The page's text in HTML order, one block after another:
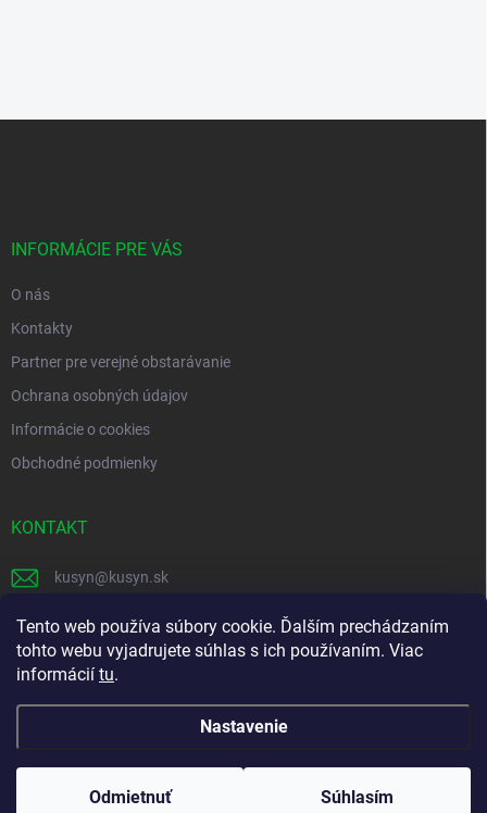
Tento web používa súbory cookie. Ďalším prechádzaním
tohto webu vyjadrujete súhlas s ich používaním. Viac
informácií tu.
Nastavenie
Odmietnuť Súhlasím
INFORMÁCIE PRE VÁS
O nás
Kontakty
Partner pre verejné obstarávanie
Ochrana osobných údajov
Informácie o cookies
Obchodné podmienky
KONTAKT
kusyn@kusyn.sk
+421 903 445 999
labtech_svk
Copyright 2026 . Všetky práva vyhradené.